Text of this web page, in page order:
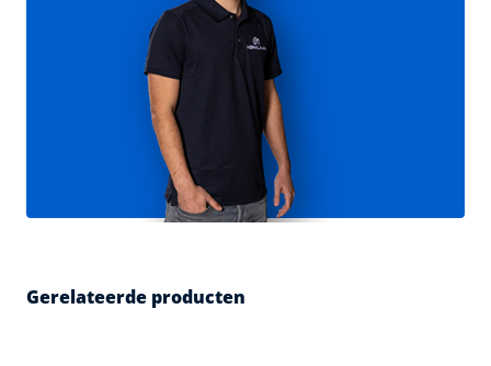
Gerelateerde producten